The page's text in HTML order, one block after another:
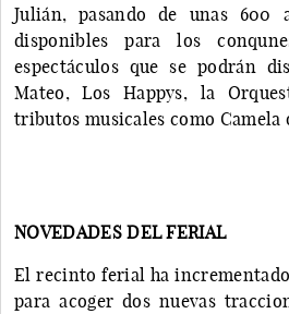
Julián, pasando de unas 600
disponibles para los
espectáculos que se podrán
Mateo, Los Happys, la
tributos musicales como Camela
NOVEDADES DEL FERIAL
El recinto ferial ha
para acoger dos nuevas